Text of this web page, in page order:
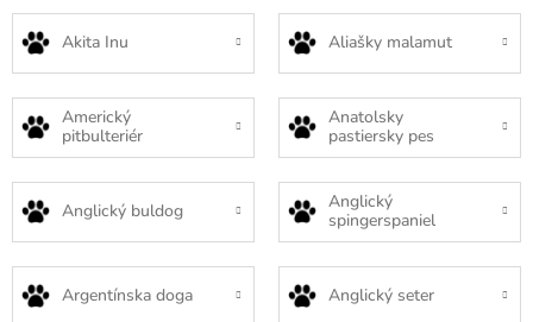
Akita Inu Aliašky malamut
Americký
pitbulteriér
Anatolsky
pastiersky pes
Anglický buldog
Anglický
spingerspaniel
Argentínska doga Anglický seter